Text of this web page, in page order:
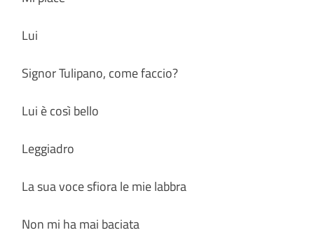
Lui
Signor Tulipano, come faccio?
Lui è così bello
Leggiadro
La sua voce sfiora le mie labbra
Non mi ha mai baciata